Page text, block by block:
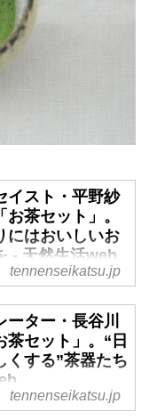
イスト・平野紗
茶セット」。
にはおいしいお
- 天然生活web
着かせてくれる、
。そんな時間を、
てくれるお気に入
を、フードエッセ
季子さんに教えて
（『天然生活』
tennenseikatsu.jp
ター・長谷川
茶セット」。“日
くする”茶器たち
着かせてくれる、
tennenseikatsu.jp